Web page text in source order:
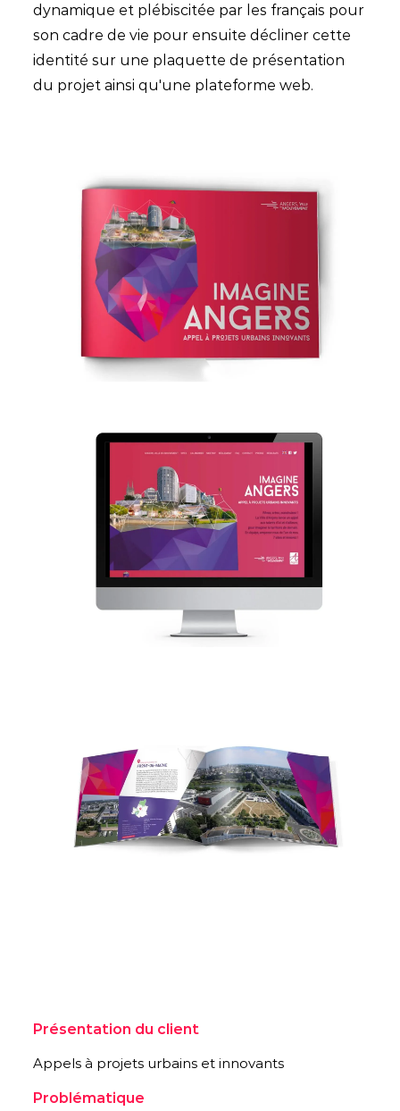
dynamique et plébiscitée par les français pour
son cadre de vie pour ensuite décliner cette
identité sur une plaquette de présentation
du projet ainsi qu'une plateforme web.
Présentation du client
Appels à projets urbains et innovants
Problématique